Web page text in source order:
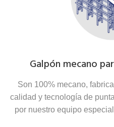
Galpón mecano
Son 100% mecano,
calidad y tecnología de
por nuestro equipo